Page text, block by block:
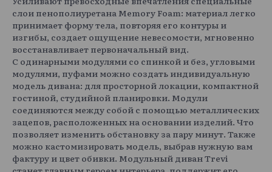
слои пенополиуретана Memory Foam: материал легко
принимает форму тела, повторяя его контуры и
изгибы, создает ощущение невесомости, мгновенно
восстанавливает первоначальный вид.
С одинарными модулями со спинкой и без, угловыми
модулями, пуфами можно создать индивидуальную
модель дивана: для просторной локации, компактной
гостиной, студийной планировки. Модули
соединяются между собой с помощью металлических
зацепов, расположенных на основании изделий. Что
позволяет изменить обстановку за пару минут. Также
можно кастомизировать модель, выбрав нужную вам
фактуру и цвет обивки. Модульный диван Trevi